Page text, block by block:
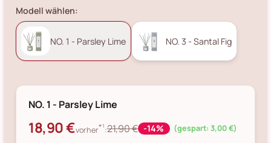
Modell wählen:
NO. 1 - Parsley Lime NO. 3 - Santal Fig
NO. 1 - Parsley Lime
18,90 €vorher*¹:21,90 € -14% (gespart: 3,00 €)